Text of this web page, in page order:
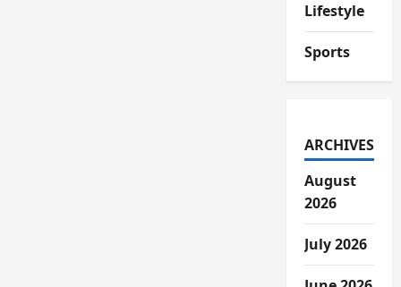
Lifestyle
Sports
ARCHIVES
August
2026
July 2026